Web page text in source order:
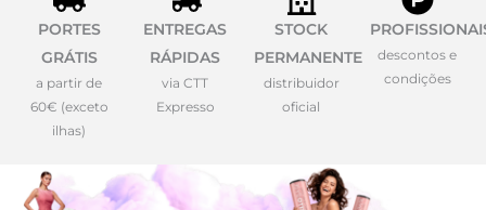
PORTES
GRÁTIS
a partir de
60€ (exceto
ilhas)
ENTREGAS
RÁPIDAS
via CTT
Expresso
STOCK
PERMANENTE
distribuidor
oficial
descontos e
condições